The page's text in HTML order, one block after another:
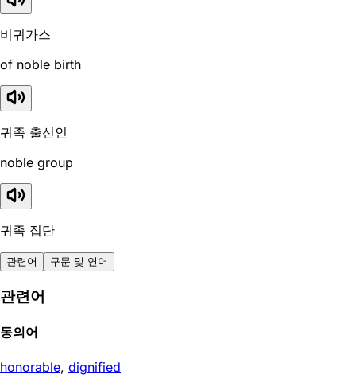
비귀가스
of noble birth
귀족 출신인
noble group
귀족 집단
관련어 구문 및 연어
관련어
동의어
honorable, dignified